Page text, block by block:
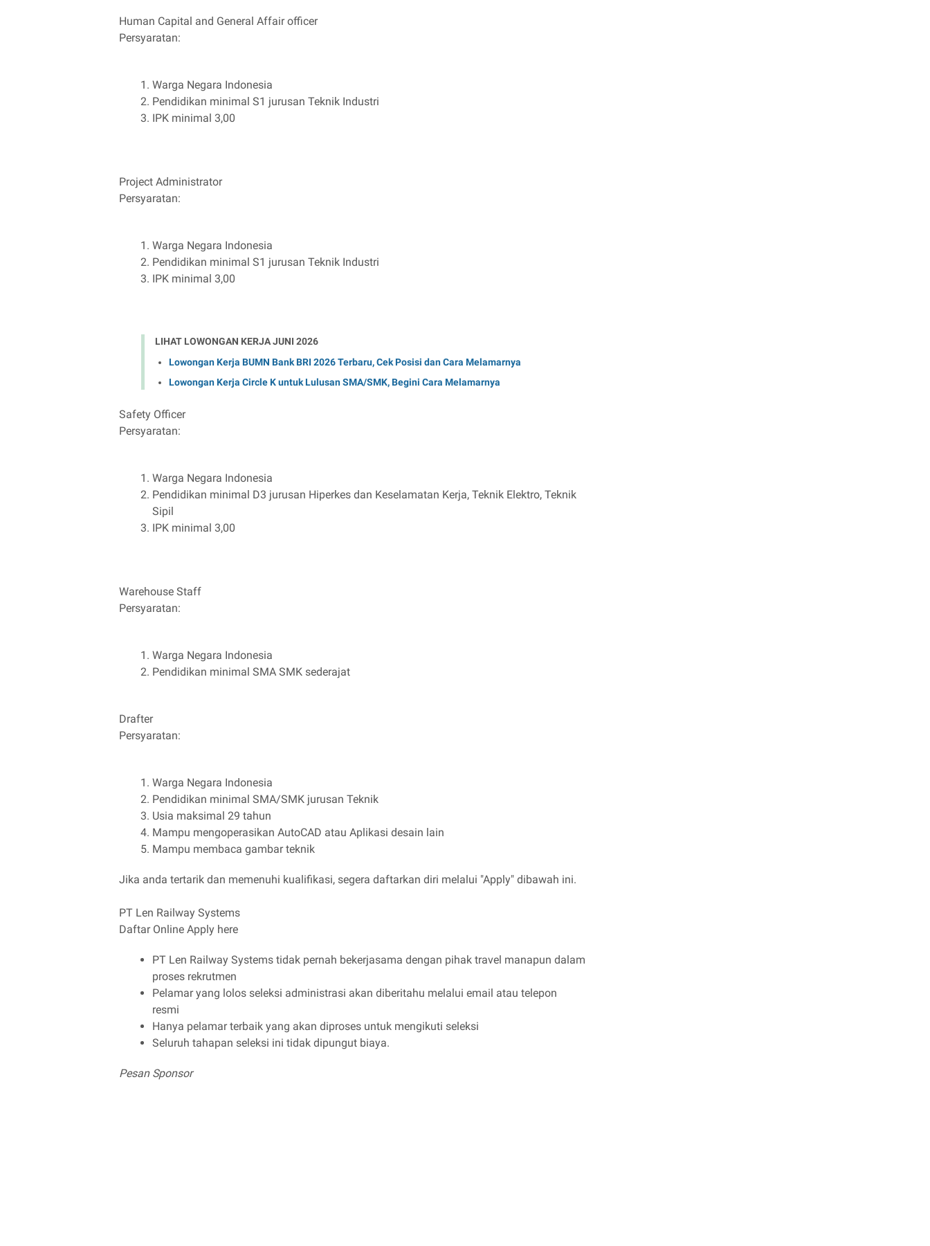
Human Capital and General Affair officer
Persyaratan:
Warga Negara Indonesia
Pendidikan minimal S1 jurusan Teknik Industri
IPK minimal 3,00
Project Administrator
Persyaratan:
Warga Negara Indonesia
Pendidikan minimal S1 jurusan Teknik Industri
IPK minimal 3,00
LIHAT LOWONGAN KERJA JUNI 2026
Lowongan Kerja BUMN Bank BRI 2026 Terbaru, Cek Posisi dan Cara Melamarnya
Lowongan Kerja Circle K untuk Lulusan SMA/SMK, Begini Cara Melamarnya
Safety Officer
Persyaratan:
Warga Negara Indonesia
Pendidikan minimal D3 jurusan Hiperkes dan Keselamatan Kerja, Teknik Elektro, Teknik
Sipil
IPK minimal 3,00
Warehouse Staff
Persyaratan:
Warga Negara Indonesia
Pendidikan minimal SMA SMK sederajat
Drafter
Persyaratan:
Warga Negara Indonesia
Pendidikan minimal SMA/SMK jurusan Teknik
Usia maksimal 29 tahun
Mampu mengoperasikan AutoCAD atau Aplikasi desain lain
Mampu membaca gambar teknik
Jika anda tertarik dan memenuhi kualifikasi, segera daftarkan diri melalui "Apply" dibawah ini.
PT Len Railway Systems
Daftar Online Apply here
PT Len Railway Systems tidak pernah bekerjasama dengan pihak travel manapun dalam
proses rekrutmen
Pelamar yang lolos seleksi administrasi akan diberitahu melalui email atau telepon
resmi
Hanya pelamar terbaik yang akan diproses untuk mengikuti seleksi
Seluruh tahapan seleksi ini tidak dipungut biaya.
Pesan Sponsor